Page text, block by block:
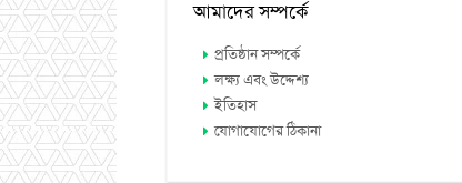
আমাদের সম্পর্কে
প্রতিষ্ঠান সম্পর্কে
লক্ষ্য এবং উদ্দেশ্য
ইতিহাস
যোগাযোগের ঠিকানা